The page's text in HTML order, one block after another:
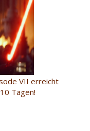
VII erreicht
Tagen!